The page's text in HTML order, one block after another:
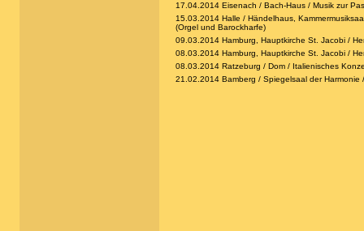
17.04.2014 Eisenach / Bach-Haus / Musik zur
15.03.2014 Halle / Händelhaus,
(Orgel und Barockharfe)
09.03.2014 Hamburg, Hauptkirche St. Jacobi /
08.03.2014 Hamburg, Hauptkirche St. Jacobi /
08.03.2014 Ratzeburg / Dom / Italienisches
21.02.2014 Bamberg / Spiegelsaal der Harmonie